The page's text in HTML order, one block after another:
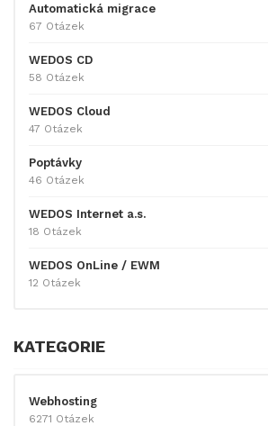
Automatická migrace
67 Otázek
WEDOS CD
58 Otázek
WEDOS Cloud
47 Otázek
Poptávky
46 Otázek
WEDOS Internet a.s.
18 Otázek
WEDOS OnLine / EWM
12 Otázek
KATEGORIE
Webhosting
6271 Otázek